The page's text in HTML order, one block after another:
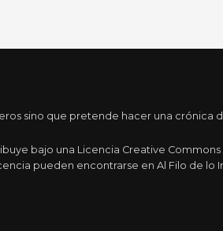
sino que pretende hacer una crónica
bajo una Licencia Creative
pueden encontrarse en Al Filo de lo